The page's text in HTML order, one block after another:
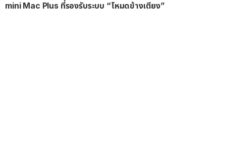
mini Mac Plus ที่รองรับระบบ “โหมดข้างเตียง”